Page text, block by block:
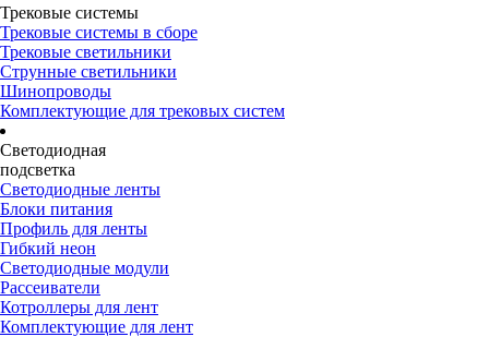
Трековые системы
Трековые системы в сборе
Трековые светильники
Струнные светильники
Шинопроводы
Комплектующие для трековых систем
Светодиодная
подсветка
Светодиодные ленты
Блоки питания
Профиль для ленты
Гибкий неон
Светодиодные модули
Рассеиватели
Котроллеры для лент
Комплектующие для лент